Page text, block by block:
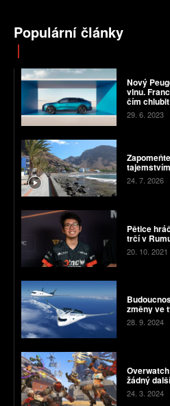
Populární články
Nový
vlnu.
čím chlubit
29. 6. 2023
24. 7. 2026
Pětice
trčí v
20. 10. 2021
změny ve
28. 9. 2024
žádný
24. 3. 2024